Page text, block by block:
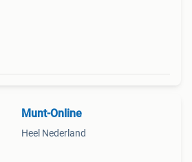
Munt-Online
Heel Nederland